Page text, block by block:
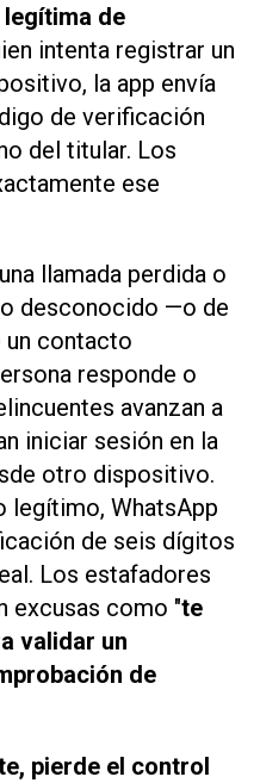
de
intenta registrar un
la app envía
de verificación
del titular. Los
ese
llamada perdida o
desconocido —o de
un contacto
responde o
avanzan a
iniciar sesión en la
otro dispositivo.
legítimo, WhatsApp
de seis dígitos
Los estafadores
excusas como "te
validar un
de
pierde el control